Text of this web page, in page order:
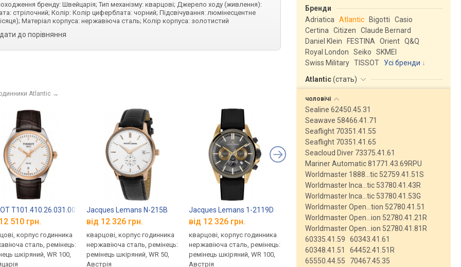
бренду: Швейцарія; Тип механізму: кварцові; Джерело ходу (живлення):
стрілочний; Колір: Колір циферблата: чорний; Підсвічування: люмінесцентне
Матеріал корпуса: нержавіюча сталь; Колір корпуса: золотистий
до порівняння
Atlantic →
T101.410.26.031.00
510 грн.
корпус годинника
сталь, ремінець:
шкіряний, WR 100,
Jacques Lemans N-215B
від 12 326 грн.
кварцові, корпус годинника
нержавіюча сталь, ремінець:
ремінець шкіряний, WR 50,
Австрія
Jacques Lemans 1-2119D
від 12 326 грн.
кварцові, корпус годинника
нержавіюча сталь, ремінець:
ремінець шкіряний, WR 100,
Австрія
Jacques Lemans 1-2068J
від 10 226 грн.
кварцові, корпус годинника
ремінець шкіряний, WR 50,
Австрія
Claude Bernard
від 11 665 грн.
ремінець шкіряний,
Бренди
Adriatica
Atlantic Bigotti
Casio
Certina
Citizen
Claude Bernard
Daniel Klein
FESTINA Orient Q&Q
Royal London
Seiko
SKMEI
Swiss Military TISSOT
Усі бренди
Atlantic(стать)
чоловічі
Sealine 62450.45.31
Seawave 58466.41.71
Seaflight 70351.41.55
Seaflight 70351.41.65
Seacloud Diver 73375.41.61
Mariner Automatic 81771.43.69RPU
Worldmaster 1888…tic 52759.41.51S
Worldmaster Inca…tic 53780.41.43R
Worldmaster Inca…tic 53780.41.53G
Worldmaster Open…tion 52780.41.51
Worldmaster Open…ion 52780.41.21R
Worldmaster Open…ion 52780.41.81R
60335.41.59
60343.41.61
60348.41.51
64452.41.51R
65550.44.55
70467.45.35